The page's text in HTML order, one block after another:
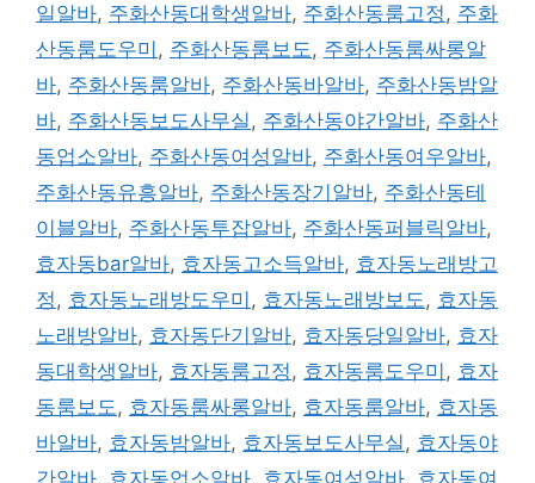
일알바, 주화산동대학생알바, 주화산동룸고정, 주화
산동룸도우미 , 주화산동룸보도, 주화산동룸싸롱알
바, 주화산동룸알바, 주화산동바알바, 주화산동밤알
바, 주화산동보도사무실, 주화산동야간알바, 주화산
동업소알바, 주화산동여성알바, 주화산동여우알바,
주화산동유흥알바, 주화산동장기알바, 주화산동테
이블알바, 주화산동투잡알바, 주화산동퍼블릭알바,
효자동bar알바, 효자동고소득알바, 효자동노래방고
정, 효자동노래방도우미 , 효자동노래방보도, 효자동
노래방알바, 효자동단기알바, 효자동당일알바, 효자
동대학생알바, 효자동룸고정, 효자동룸도우미 , 효자
동룸보도, 효자동룸싸롱알바, 효자동룸알바, 효자동
바알바, 효자동밤알바, 효자동보도사무실, 효자동야